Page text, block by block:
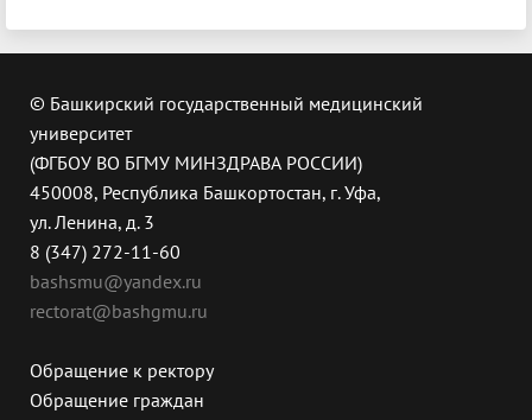
© Башкирский государственный медицинский
университет
(ФГБОУ ВО БГМУ МИНЗДРАВА РОССИИ)
450008, Республика Башкортостан, г. Уфа,
ул. Ленина, д. 3
8 (347) 272-11-60
bashsmu@yandex.ru
rectorat@bashgmu.ru
Обращение к ректору
Обращение граждан